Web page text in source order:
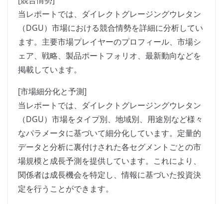
当レポートでは、ダイレクトグレージングウレタン
（DGU）市場における競合情勢を詳細に分析してい
ます。主要市場プレイヤーのプロフィール、市場シ
ェア、戦略、製品ポートフォリオ、最新動向などを
掲載しています。
[市場細分化と予測]
当レポートでは、ダイレクトグレージングウレタン
（DGU）市場をタイプ別、地域別、用途別など様々
なパラメータに基づいて細分化しています。定量的
データと分析に裏付けされた各セグメントごとの市
場規模と成長予測を提供しています。これにより、
関係者は成長機会を特定し、情報に基づいた投資決
定を行うことができます。